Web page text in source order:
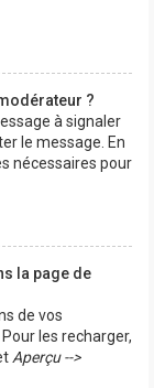
?
à signaler
le message. En
nécessaires pour
la page de
de vos
les recharger,
Aperçu -->